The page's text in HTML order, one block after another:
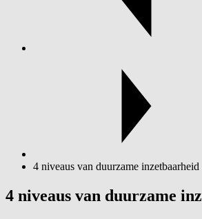
4 niveaus van duurzame inzetbaarheid
4 niveaus van duurzame